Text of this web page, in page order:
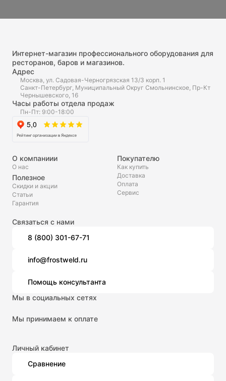
Интернет-магазин профессионального оборудования для
ресторанов, баров и магазинов.
Адрес
Москва, ул. Садовая-Черногрязская 13/3 корп. 1
Санкт-Петербург, Муниципальный Округ Смольнинское, Пр-Кт
Чернышевского, 16
Часы работы отдела продаж
Пн-Пт: 9:00-18:00
О компаниии
О нас
Полезное
Скидки и акции
Статьи
Гарантия
Покупателю
Как купить
Доставка
Оплата
Сервис
Связаться с нами
8 (800) 301-67-71
info@frostweld.ru
Помощь консультанта
Мы в социальных сетях
Мы принимаем к оплате
Личный кабинет
Сравнение